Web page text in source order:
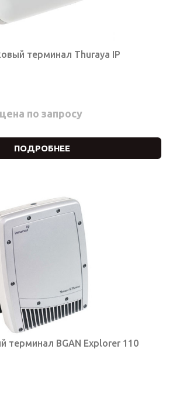
терминал Thuraya IP
цена по запросу
ПОДРОБНЕЕ
терминал BGAN Explorer 110